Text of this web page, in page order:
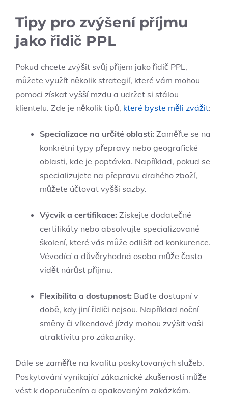
Tipy pro zvýšení příjmu
jako řidič PPL
Pokud chcete zvýšit svůj příjem jako řidič PPL,
můžete využít několik strategií, které vám mohou
pomoci získat vyšší mzdu a udržet si stálou
klientelu. Zde je několik tipů, které byste měli zvážit:
Specializace na určité oblasti: Zaměřte se na
konkrétní typy přepravy nebo geografické
oblasti, kde je poptávka. Například, pokud se
specializujete na přepravu drahého zboží,
můžete účtovat vyšší sazby.
Výcvik a certifikace: Získejte dodatečné
certifikáty nebo absolvujte specializované
školení, které vás může odlišit od konkurence.
Vévodící a důvěryhodná osoba může často
vidět nárůst příjmu.
Flexibilita a dostupnost: Buďte dostupní v
době, kdy jiní řidiči nejsou. Například noční
směny či víkendové jízdy mohou zvýšit vaši
atraktivitu pro zákazníky.
Dále se zaměřte na kvalitu poskytovaných služeb.
Poskytování vynikající zákaznické zkušenosti může
vést k doporučením a opakovaným zakázkám.